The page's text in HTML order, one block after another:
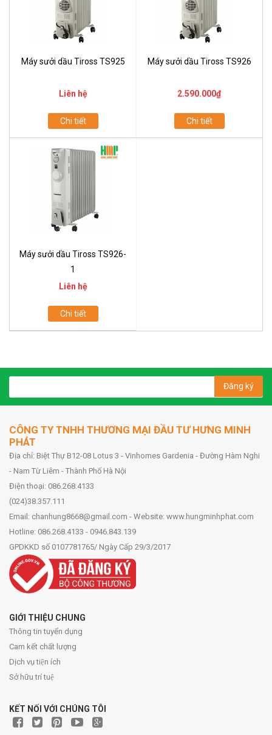
Máy sưởi dầu Tiross TS925
Liên hệ
Chi tiết
Máy sưởi dầu Tiross TS926
2.590.000₫
Chi tiết
Máy sưởi dầu Tiross TS926-
1
Liên hệ
Chi tiết
Đăng ký
CÔNG TY TNHH THƯƠNG MẠI ĐẦU TƯ HƯNG MINH
PHÁT
Địa chỉ: Biệt Thự B12-08 Lotus 3 - Vinhomes Gardenia - Đường Hàm Nghi
- Nam Từ Liêm - Thành Phố Hà Nội
Điện thoại: 086.268.4133
(024)38.357.111
Email: chanhung8668@gmail.com - Website: www.hungminhphat.com
Hotline: 086.268.4133 - 0946.843.139
GPDKKD số 0107781765/ Ngày Cấp 29/3/2017
GIỚI THIỆU CHUNG
Thông tin tuyển dụng
Cam kết chất lượng
Dịch vụ tiện ích
Sở hữu trí tuệ
KẾT NỐI VỚI CHÚNG TÔI